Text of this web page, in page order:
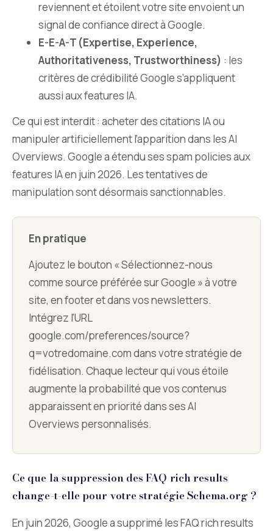
reviennent et étoilent votre site envoient un
signal de confiance direct à Google.
E-E-A-T (Expertise, Experience,
Authoritativeness, Trustworthiness) : les
critères de crédibilité Google s’appliquent
aussi aux features IA.
Ce qui est interdit : acheter des citations IA ou
manipuler artificiellement l’apparition dans les AI
Overviews. Google a étendu ses spam policies aux
features IA en juin 2026. Les tentatives de
manipulation sont désormais sanctionnables.
En pratique
Ajoutez le bouton « Sélectionnez-nous
comme source préférée sur Google » à votre
site, en footer et dans vos newsletters.
Intégrez l’URL
google.com/preferences/source?
q=votredomaine.com dans votre stratégie de
fidélisation. Chaque lecteur qui vous étoile
augmente la probabilité que vos contenus
apparaissent en priorité dans ses AI
Overviews personnalisés.
Ce que la suppression des FAQ rich results
change-t-elle pour votre stratégie Schema.org ?
En juin 2026, Google a supprimé les FAQ rich results